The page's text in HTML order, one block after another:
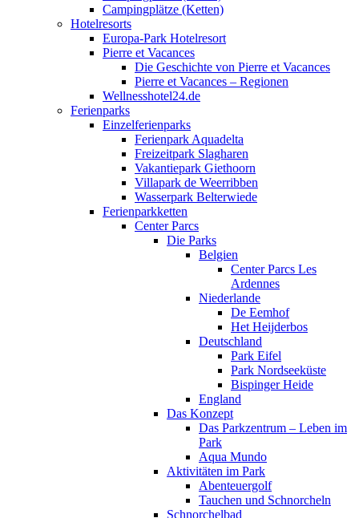
Campingplätze (Ketten)
Hotelresorts
Europa-Park Hotelresort
Pierre et Vacances
Die Geschichte von Pierre et Vacances
Pierre et Vacances – Regionen
Wellnesshotel24.de
Ferienparks
Einzelferienparks
Ferienpark Aquadelta
Freizeitpark Slagharen
Vakantiepark Giethoorn
Villapark de Weerribben
Wasserpark Belterwiede
Ferienparkketten
Center Parcs
Die Parks
Belgien
Center Parcs Les
Ardennes
Niederlande
De Eemhof
Het Heijderbos
Deutschland
Park Eifel
Park Nordseeküste
Bispinger Heide
England
Das Konzept
Das Parkzentrum – Leben im
Park
Aqua Mundo
Aktivitäten im Park
Abenteuergolf
Tauchen und Schnorcheln
Schnorchelbad